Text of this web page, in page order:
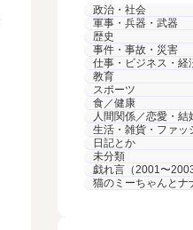
政治・社会
軍事・兵器・武器
歴史
事件・事故・災害
仕事・ビジネス・経
教育
スポーツ
食／健康
人間関係／恋愛・結
生活・雑貨・ファッ
日記とか
未分類
戯れ言（2001〜2003
猫のミーちゃんと